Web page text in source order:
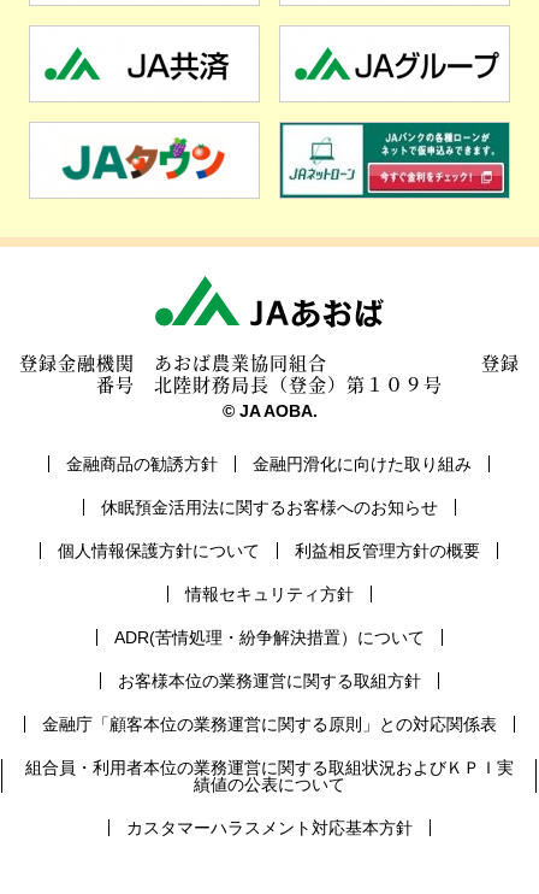
登録金融機関 あおば農業協同組合 登録
番号 北陸財務局長（登金）第１０９号
© JA AOBA.
金融商品の勧誘方針 金融円滑化に向けた取り組み
休眠預金活用法に関するお客様へのお知らせ
個人情報保護方針について 利益相反管理方針の概要
情報セキュリティ方針
ADR(苦情処理・紛争解決措置）について
お客様本位の業務運営に関する取組方針
金融庁「顧客本位の業務運営に関する原則」との対応関係表
組合員・利用者本位の業務運営に関する取組状況およびＫＰＩ実
績値の公表について
カスタマーハラスメント対応基本方針